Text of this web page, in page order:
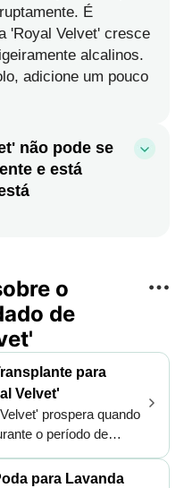
É
'Royal Velvet' cresce
alcalinos.
adicione um pouco
não pode se
e está
o
de
para
Velvet'
prospera quando
o período de
favoráveis.
para Lavanda